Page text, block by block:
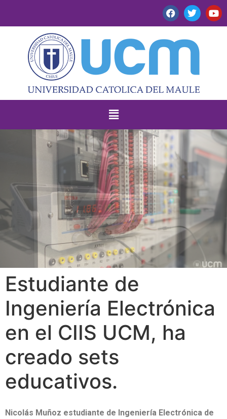
Estudiante de
Ingeniería Electrónica
en el CIIS UCM, ha
creado sets
educativos.
Nicolás Muñoz estudiante de Ingeniería Electrónica de